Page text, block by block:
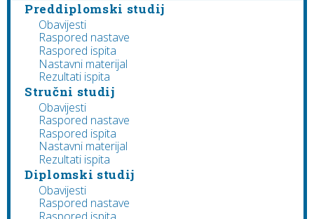
Preddiplomski studij
Obavijesti
Raspored nastave
Raspored ispita
Nastavni materijal
Rezultati ispita
Stručni studij
Obavijesti
Raspored nastave
Raspored ispita
Nastavni materijal
Rezultati ispita
Diplomski studij
Obavijesti
Raspored nastave